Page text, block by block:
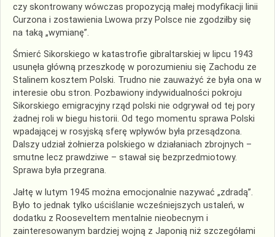
czy skontrowany wówczas propozycją małej modyfikacji linii
Curzona i zostawienia Lwowa przy Polsce nie zgodziłby się
na taką „wymianę”.
Śmierć Sikorskiego w katastrofie gibraltarskiej w lipcu 1943
usunęła główną przeszkodę w porozumieniu się Zachodu ze
Stalinem kosztem Polski. Trudno nie zauważyć że była ona w
interesie obu stron. Pozbawiony indywidualności pokroju
Sikorskiego emigracyjny rząd polski nie odgrywał od tej pory
żadnej roli w biegu historii. Od tego momentu sprawa Polski
wpadającej w rosyjską sferę wpływów była przesądzona.
Dalszy udział żołnierza polskiego w działaniach zbrojnych –
smutne lecz prawdziwe – stawał się bezprzedmiotowy.
Sprawa była przegrana.
Jałtę w lutym 1945 można emocjonalnie nazywać „zdradą”.
Było to jednak tylko uściślanie wcześniejszych ustaleń, w
dodatku z Rooseveltem mentalnie nieobecnym i
zainteresowanym bardziej wojną z Japonią niż szczegółami